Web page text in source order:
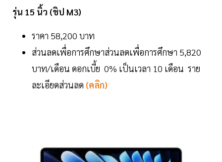
รุ่น 15 นิ้ว (ชิป M3)
ราคา 58,200 บาท
ส่วนลดเพื่อการศึกษาส่วนลดเพื่อการศึกษา 5,820
บาท/เดือน ดอกเบี้ย 0% เป็นเวลา 10 เดือน ราย
ละเอียดส่วนลด (คลิก)